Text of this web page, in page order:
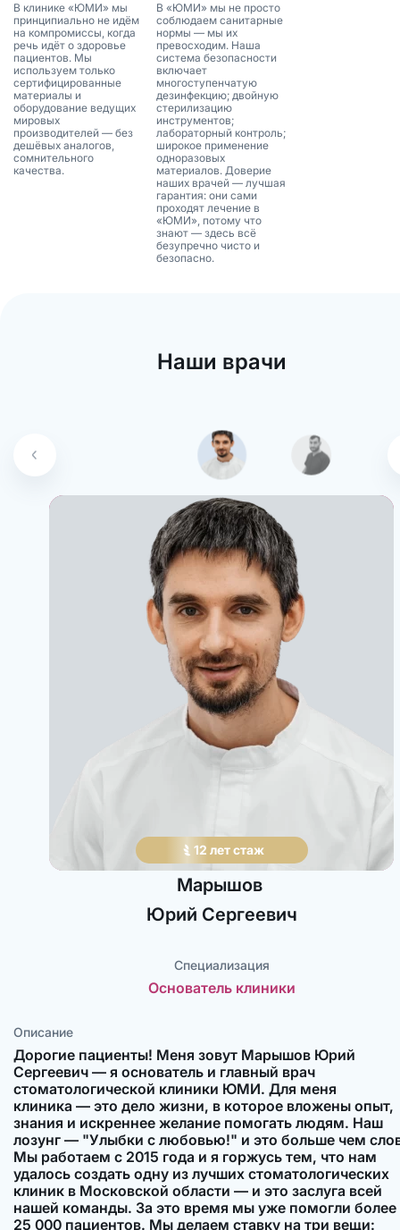
В клинике «ЮМИ» мы
принципиально не идём
на компромиссы, когда
речь идёт о здоровье
пациентов. Мы
используем только
сертифицированные
материалы и
оборудование ведущих
мировых
производителей — без
дешёвых аналогов,
сомнительного
качества.
В «ЮМИ» мы не просто
соблюдаем санитарные
нормы — мы их
превосходим. Наша
система безопасности
включает
многоступенчатую
дезинфекцию; двойную
стерилизацию
инструментов;
лабораторный контроль;
широкое применение
одноразовых
материалов. Доверие
наших врачей — лучшая
гарантия: они сами
проходят лечение в
«ЮМИ», потому что
знают — здесь всё
безупречно чисто и
безопасно.
Наши врачи
Марышов
Юрий Сергеевич
Специализация
Основатель клиники
Описание
Дорогие пациенты! Меня зовут Марышов Юрий
Сергеевич — я основатель и главный врач
стоматологической клиники ЮМИ. Для меня
клиника — это дело жизни, в которое вложены опыт,
знания и искреннее желание помогать людям. Наш
лозунг — "Улыбки с любовью!" и это больше чем
Мы работаем с 2015 года и я горжусь тем, что нам
удалось создать одну из лучших стоматологических
клиник в Московской области — и это заслуга всей
нашей команды. За это время мы уже помогли
25 000 пациентов. Мы делаем ставку на три вещи:
12 летстаж